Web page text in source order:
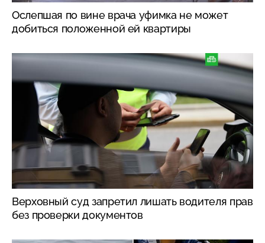
Ослепшая по вине врача уфимка не может
добиться положенной ей квартиры
Верховный суд запретил лишать водителя прав
без проверки документов